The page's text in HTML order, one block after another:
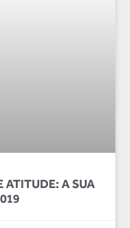
ATITUDE: A SUA